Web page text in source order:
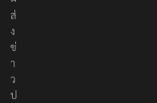
ส่
ง
ข่
า
ว
ป